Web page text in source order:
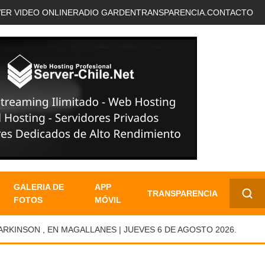
VIDEO ONLINERADIO GARDENTRANSPARENCIA. CONTACTO
GALERIA DE
FOTOS
APP
MÓVIL
TRANSPARENCIA
✕
, EN MAGALLANES | JUEVES 6 DE AGOSTO 2026.